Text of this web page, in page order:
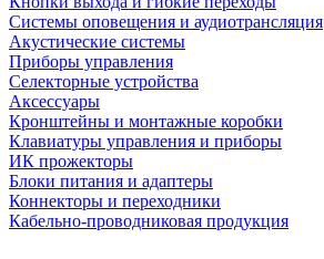
Системы оповещения и аудиотрансляция
Акустические системы
Приборы управления
Селекторные устройства
Аксессуары
Кронштейны и монтажные коробки
Клавиатуры управления и приборы
ИК прожекторы
Блоки питания и адаптеры
Коннекторы и переходники
Кабельно-проводниковая продукция